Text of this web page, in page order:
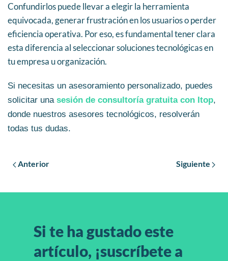
Confundirlos puede llevar a elegir la herramienta
equivocada, generar frustración en los usuarios o perder
eficiencia operativa. Por eso, es fundamental tener clara
esta diferencia al seleccionar soluciones tecnológicas en
tu empresa u organización.
Si necesitas un asesoramiento personalizado, puedes
solicitar una sesión de consultoría gratuita con Itop,
donde nuestros asesores tecnológicos, resolverán
todas tus dudas.
Anterior Siguiente
Si te ha gustado este
artículo, ¡suscríbete a